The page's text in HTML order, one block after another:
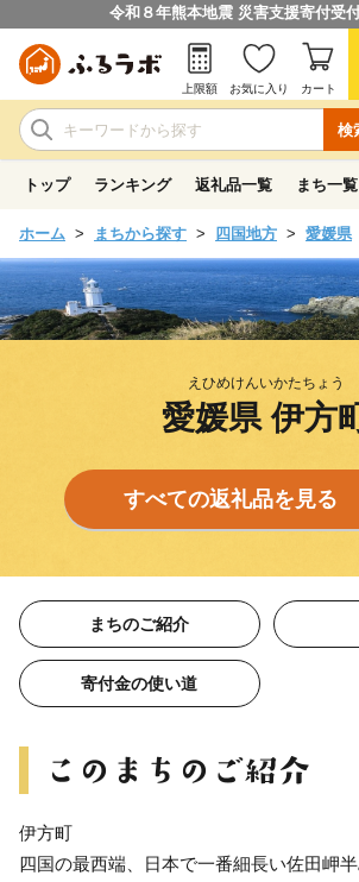
令和８年熊本地震 災害支援寄付受
検
上限額 お気に入り カート
トップ ランキング 返礼品一覧 まち一覧
ホーム まちから探す 四国地方 愛媛県
えひめけんいかたちょう
愛媛県 伊方
すべての返礼品を見る
まちのご紹介
寄付金の使い道
伊方町
四国の最西端、日本で一番細長い佐田岬